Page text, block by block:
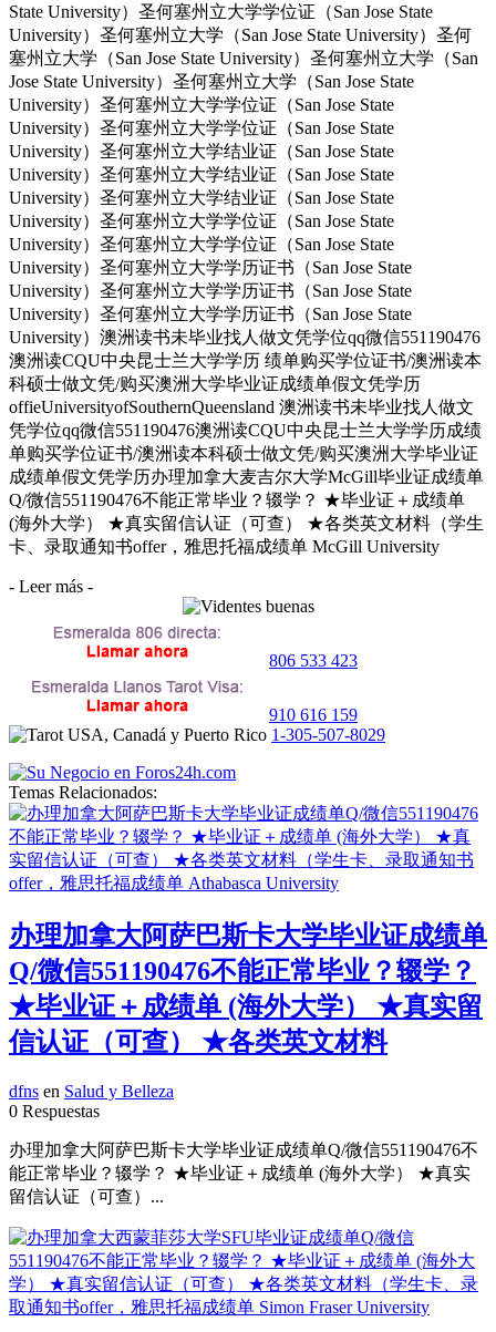
State University）圣何塞州立大学学位证（San Jose State
University）圣何塞州立大学（San Jose State University）圣何
塞州立大学（San Jose State University）圣何塞州立大学（San
Jose State University）圣何塞州立大学（San Jose State
University）圣何塞州立大学学位证（San Jose State
University）圣何塞州立大学学位证（San Jose State
University）圣何塞州立大学结业证（San Jose State
University）圣何塞州立大学结业证（San Jose State
University）圣何塞州立大学结业证（San Jose State
University）圣何塞州立大学学位证（San Jose State
University）圣何塞州立大学学位证（San Jose State
University）圣何塞州立大学学历证书（San Jose State
University）圣何塞州立大学学历证书（San Jose State
University）圣何塞州立大学学历证书（San Jose State
University）澳洲读书未毕业找人做文凭学位qq微信551190476
澳洲读CQU中央昆士兰大学学历 绩单购买学位证书/澳洲读本
科硕士做文凭/购买澳洲大学毕业证成绩单假文凭学历
offieUniversityofSouthernQueensland 澳洲读书未毕业找人做文
凭学位qq微信551190476澳洲读CQU中央昆士兰大学学历成绩
单购买学位证书/澳洲读本科硕士做文凭/购买澳洲大学毕业证
成绩单假文凭学历办理加拿大麦吉尔大学McGill毕业证成绩单
Q/微信551190476不能正常毕业？辍学？ ★毕业证＋成绩单
(海外大学） ★真实留信认证（可查） ★各类英文材料（学生
卡、录取通知书offer，雅思托福成绩单 McGill University
- Leer más -
806 533 423
910 616 159
1-305-507-8029
Temas Relacionados:
办理加拿大阿萨巴斯卡大学毕业证成绩单
Q/微信551190476不能正常毕业？辍学？
★毕业证＋成绩单 (海外大学） ★真实留
信认证（可查） ★各类英文材料
dfns en Salud y Belleza
0 Respuestas
办理加拿大阿萨巴斯卡大学毕业证成绩单Q/微信551190476不
能正常毕业？辍学？ ★毕业证＋成绩单 (海外大学） ★真实
留信认证（可查）...